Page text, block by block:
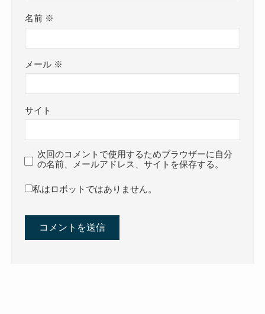
名前 ※
メール ※
サイト
次回のコメントで使用するためブラウザーに自分
の名前、メールアドレス、サイトを保存する。
私はロボットではありません。